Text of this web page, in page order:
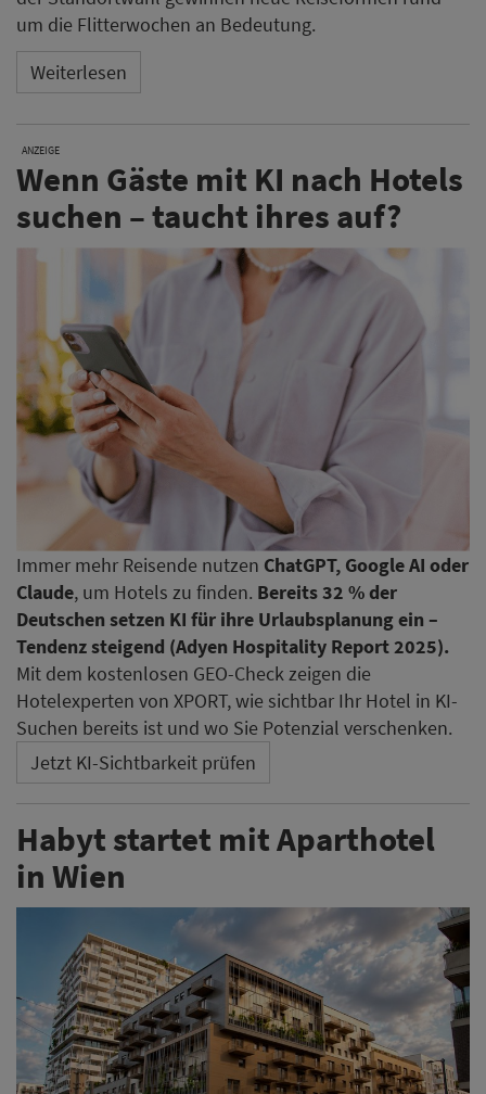
um die Flitterwochen an Bedeutung.
Weiterlesen
ANZEIGE
Wenn Gäste mit KI nach Hotels
suchen – taucht ihres auf?
Immer mehr Reisende nutzen ChatGPT, Google AI oder
Claude, um Hotels zu finden. Bereits 32 % der
Deutschen setzen KI für ihre Urlaubsplanung ein –
Tendenz steigend (Adyen Hospitality Report 2025).
Mit dem kostenlosen GEO-Check zeigen die
Hotelexperten von XPORT, wie sichtbar Ihr Hotel in KI-
Suchen bereits ist und wo Sie Potenzial verschenken.
Jetzt KI-Sichtbarkeit prüfen
Habyt startet mit Aparthotel
in Wien